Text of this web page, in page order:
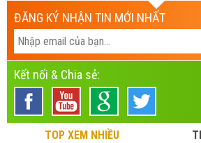
ĐĂNG KÝ NHẬN TIN MỚI NHẤT
Kết nối & Chia sẻ:
TOP XEM NHIỀU